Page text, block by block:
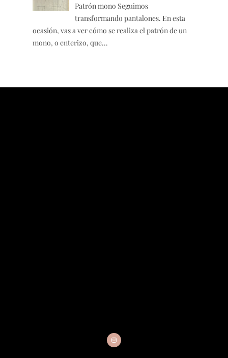
Patrón mono Seguimos
transformando pantalones. En esta
ocasión, vas a ver cómo se realiza el patrón de un
mono, o enterizo, que...